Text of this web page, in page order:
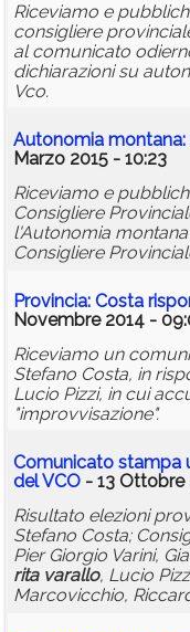
Riceviamo e
consigliere
al comunicato
dichiarazioni su
Vco.
Autonomia
Marzo 2015 - 10:23
Riceviamo e
Consigliere
l'Autonomia
Consigliere
Provincia: Costa
Novembre 2014 -
Riceviamo un
Stefano Costa, in
Lucio Pizzi, in cui
"improvvisazione".
Comunicato stampa
del VCO - 13 Ottobre
Risultato elezioni
Stefano Costa;
Pier Giorgio Varini,
rita varallo, Lucio
Marcovicchio,